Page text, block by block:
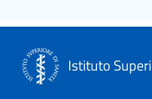
Istituto